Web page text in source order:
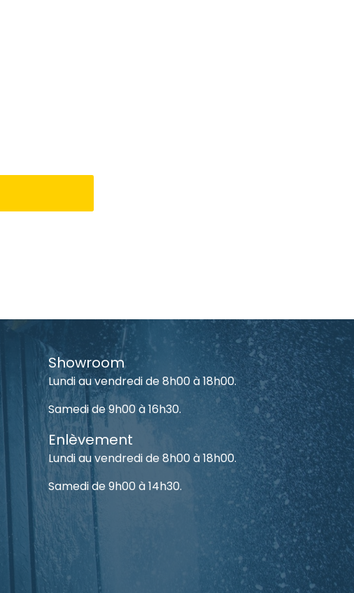
Showroom
Lundi au vendredi de 8h00 à 18h00.
Samedi de 9h00 à 16h30.
Enlèvement
Lundi au vendredi de 8h00 à 18h00.
Samedi de 9h00 à 14h30.